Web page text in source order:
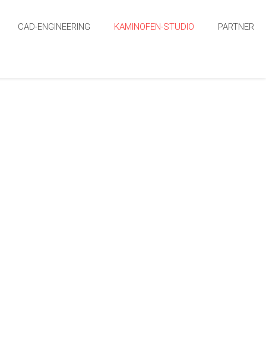
CAD-ENGINEERING KAMINOFEN-STUDIO PARTNER